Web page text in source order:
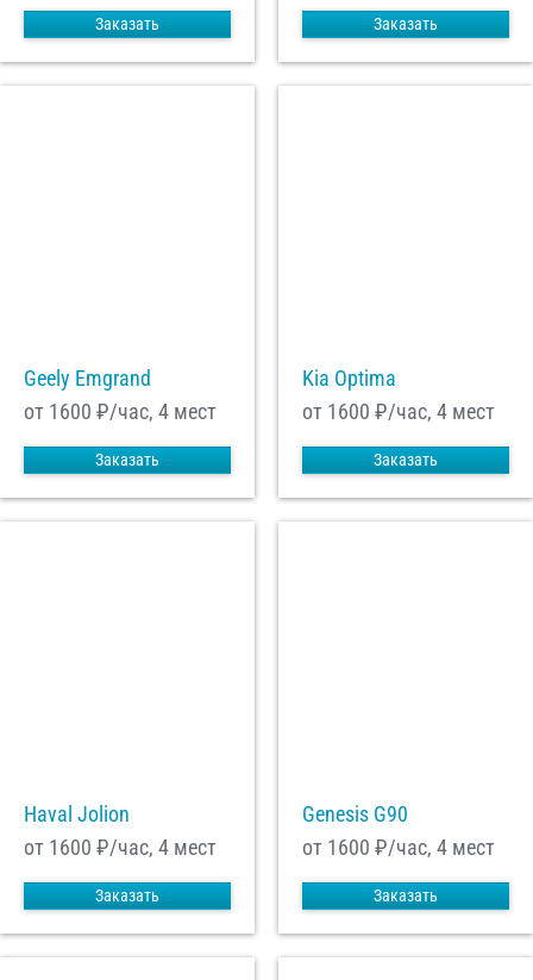
Заказать Заказать
Geely Emgrand
от 1600 ₽/час, 4 мест
Заказать
Kia Optima
от 1600 ₽/час, 4 мест
Заказать
Haval Jolion
от 1600 ₽/час, 4 мест
Заказать
Genesis G90
от 1600 ₽/час, 4 мест
Заказать